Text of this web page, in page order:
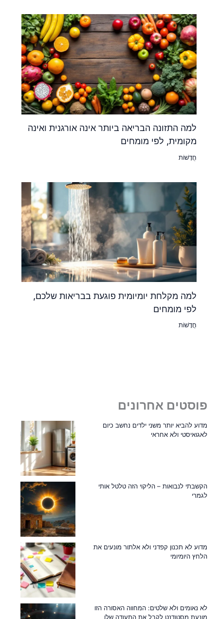
למה התזונה הבריאה ביותר אינה אורגנית ואינה
מקומית, לפי מומחים
חֲדָשׁוֹת
למה מקלחת יומיומית פוגעת בבריאות שלכם,
לפי מומחים
חֲדָשׁוֹת
פוסטים אחרונים
מדוע להביא יותר משני ילדים נחשב כיום
לאגואיסטי ולא אחראי
הקשבתי לנבואות – הליקוי הזה טלטל אותי
לגמרי
מדוע לא תכנון קפדני ולא אלתור מונעים את
הלחץ היומיומי
לא נאומים ולא שלטים: המחווה האסורה הזו
מונעת מסטודנט לקבל את התעודה שלו